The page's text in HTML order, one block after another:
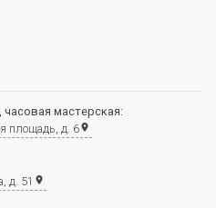
мастерская:
площадь, д. 6place
д. 51 place